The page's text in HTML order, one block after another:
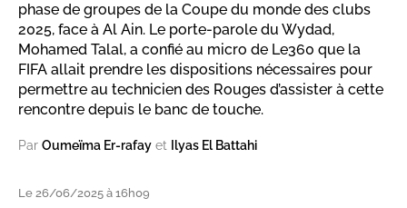
phase de groupes de la Coupe du monde des clubs
2025, face à Al Ain. Le porte-parole du Wydad,
Mohamed Talal, a confié au micro de Le360 que la
FIFA allait prendre les dispositions nécessaires pour
permettre au technicien des Rouges d’assister à cette
rencontre depuis le banc de touche.
Par Oumeïma Er-rafay et Ilyas El Battahi
Le 26/06/2025 à 16h09